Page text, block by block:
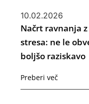
10.02.2026
Načrt ravnanja
stresa: ne le
boljšo raziskavo
Preberi več